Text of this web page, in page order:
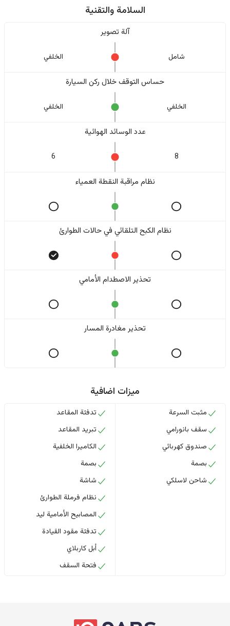
السلامة والتقنية
آلة تصوير
شامل الخلفي
حساس التوقف خلال ركن السيارة
الخلفي الخلفي
عدد الوسائد الهوائية
8
6
نظام مراقبة النقطة العمياء
نظام الكبح التلقائي في حالات الطوارئ
تحذير الاصطدام الأمامي
تحذير مغادرة المسار
ميزات اضافية
مثبت السرعة
سقف بانورامي
صندوق كهربائي
بصمة
شاحن لاسلكي
تدفئة المقاعد
تبريد المقاعد
الكاميرا الخلفية
بصمة
شاشة
نظام فرملة الطوارئ
المصابيح الأمامية ليد
تدفئة مقود القيادة
أبل كاربلاي
فتحة السقف